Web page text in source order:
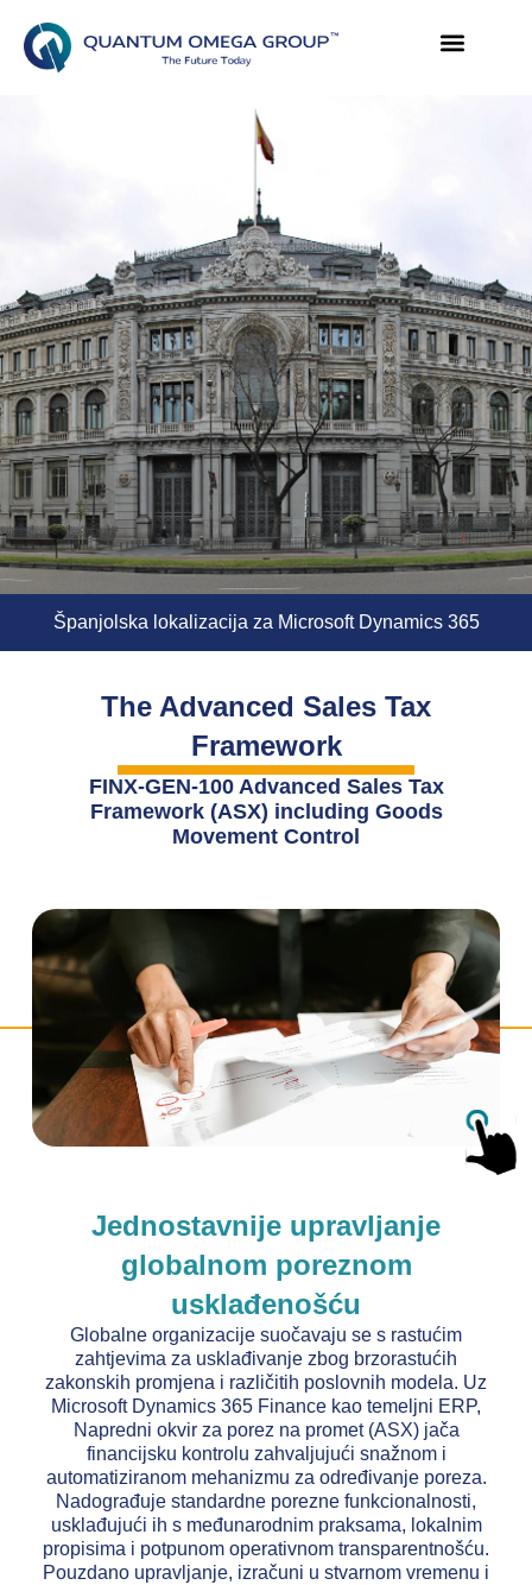
Španjolska lokalizacija za Microsoft Dynamics 365
The Advanced Sales Tax
Framework
FINX-GEN-100 Advanced Sales Tax
Framework (ASX) including Goods
Movement Control
Jednostavnije upravljanje
globalnom poreznom
usklađenošću
Globalne organizacije suočavaju se s rastućim
zahtjevima za usklađivanje zbog brzorastućih
zakonskih promjena i različitih poslovnih modela. Uz
Microsoft Dynamics 365 Finance kao temeljni ERP,
Napredni okvir za porez na promet (ASX) jača
financijsku kontrolu zahvaljujući snažnom i
automatiziranom mehanizmu za određivanje poreza.
Nadograđuje standardne porezne funkcionalnosti,
usklađujući ih s međunarodnim praksama, lokalnim
propisima i potpunom operativnom transparentnošću.
Pouzdano upravljanje, izračuni u stvarnom vremenu i